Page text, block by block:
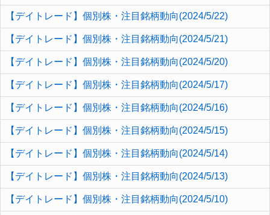
【デイトレード】個別株・注目銘柄動向(2024/5/22)
【デイトレード】個別株・注目銘柄動向(2024/5/21)
【デイトレード】個別株・注目銘柄動向(2024/5/20)
【デイトレード】個別株・注目銘柄動向(2024/5/17)
【デイトレード】個別株・注目銘柄動向(2024/5/16)
【デイトレード】個別株・注目銘柄動向(2024/5/15)
【デイトレード】個別株・注目銘柄動向(2024/5/14)
【デイトレード】個別株・注目銘柄動向(2024/5/13)
【デイトレード】個別株・注目銘柄動向(2024/5/10)